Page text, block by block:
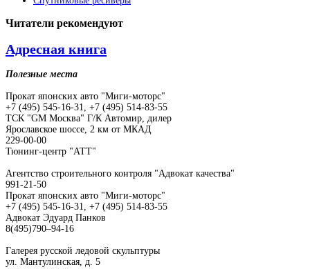
Читатели рекомендуют
Адресная книга
Полезные места
Прокат японских авто "Миги-моторс"
+7 (495) 545-16-31, +7 (495) 514-83-55
ТСК "GM Москва" Г/К Автомир, дилер
Ярославское шоссе, 2 км от МКАД
229-00-00
Тюнинг-центр "АТТ"
Агентство строительного контроля "Адвокат качества"
991-21-50
Прокат японских авто "Миги-моторс"
+7 (495) 545-16-31, +7 (495) 514-83-55
Адвокат Эдуард Панков
8(495)790–94-16
Галерея русской ледовой скульптуры
ул. Мантулинская, д. 5